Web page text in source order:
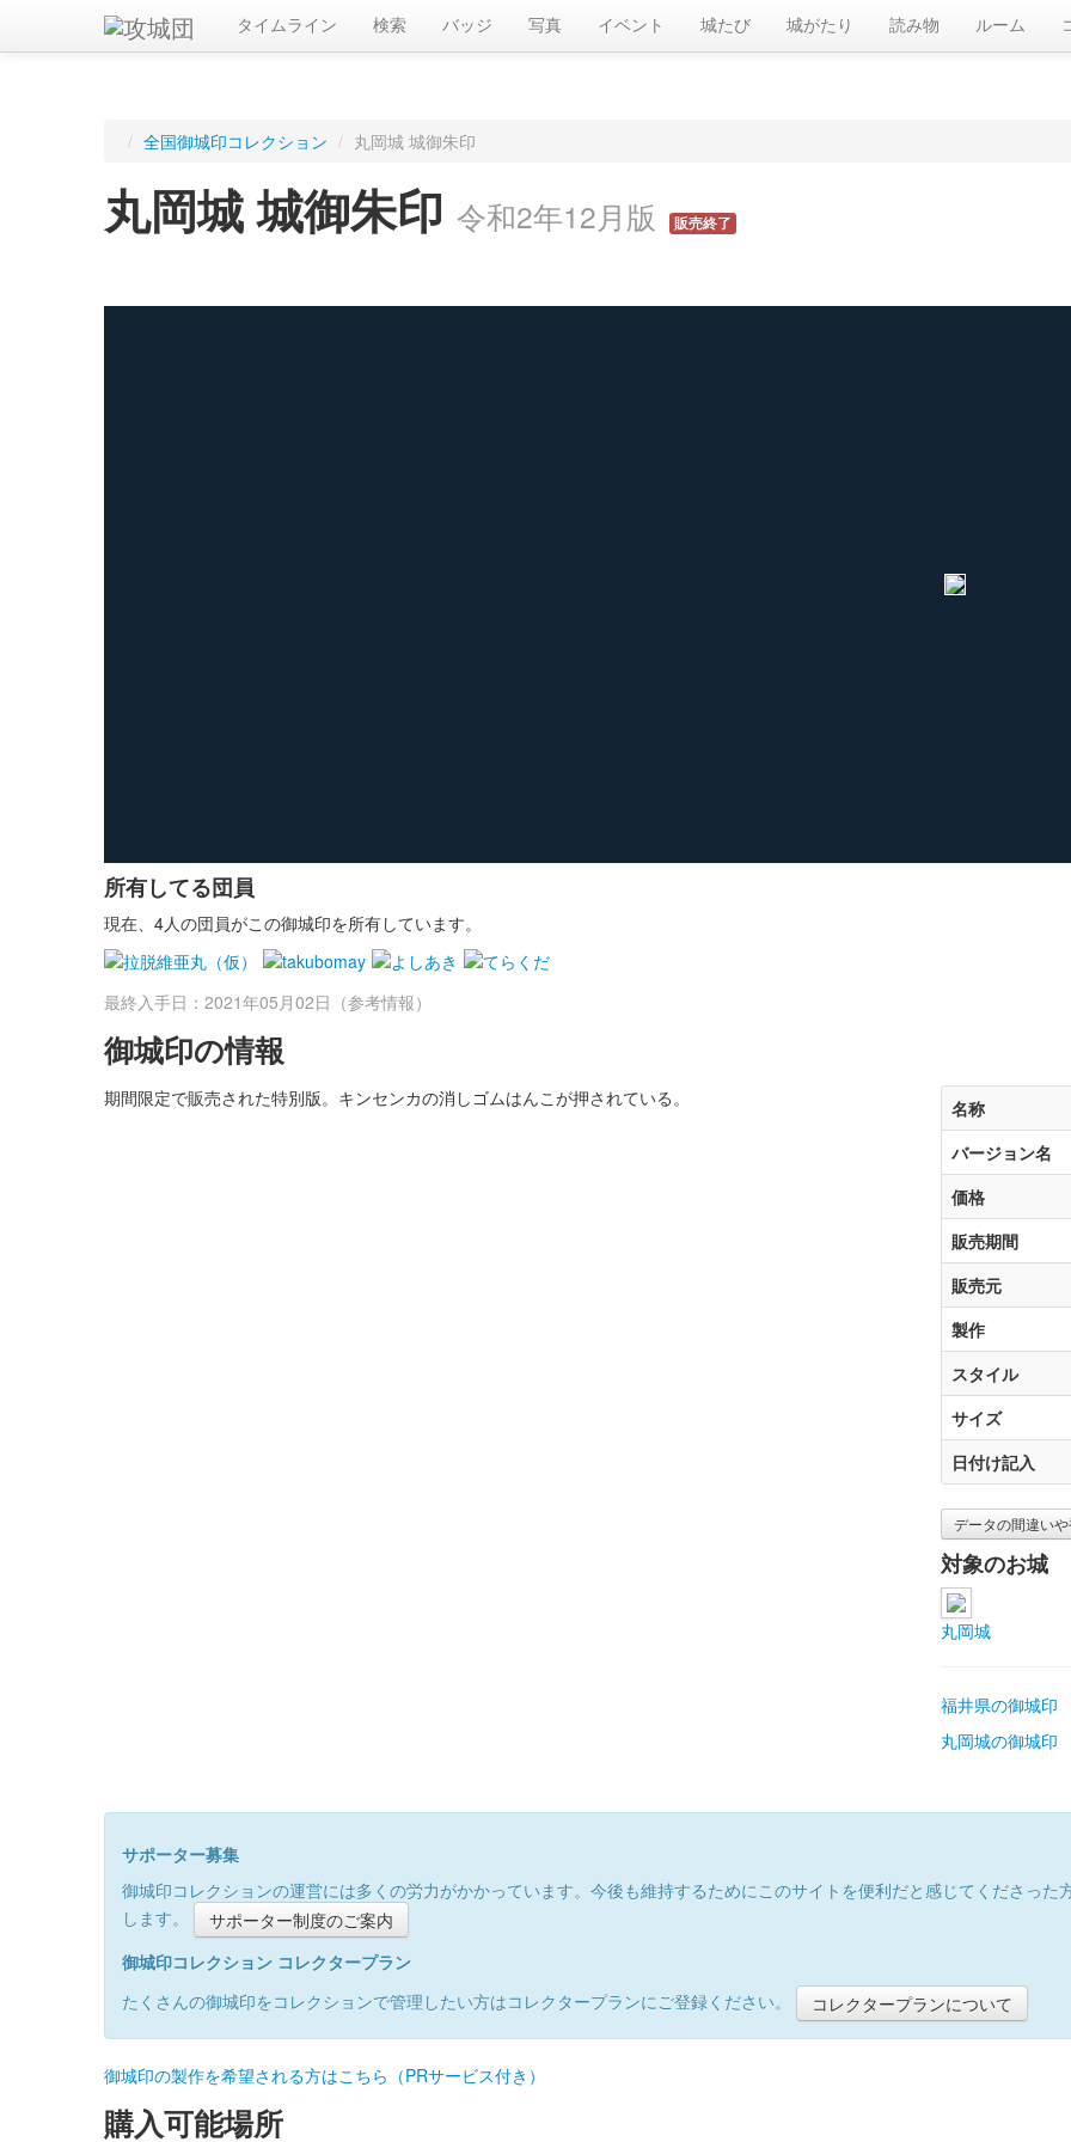
タイムライン 検索 バッジ 写真 イベント 城たび 城がたり 読み物 ルーム
/ 全国御城印コレクション / 丸岡城 城御朱印
丸岡城 城御朱印 令和2年12月版 販売終了
所有してる団員
現在、4人の団員がこの御城印を所有しています。
最終入手日：2021年05月02日（参考情報）
御城印の情報
期間限定で販売された特別版。キンセンカの消しゴムはんこが押されている。
名称
バージョン名
価格
販売期間
販売元
製作
スタイル
サイズ
日付け記入
データの間違い
対象のお城
丸岡城
福井県の御城印
丸岡城の御城印
サポーター募集
御城印コレクションの運営には多くの労力がかかっています。今後も維持するためにこのサイトを便利だと感じてくださっ
します。
サポーター制度のご案内
御城印コレクション コレクタープラン
たくさんの御城印をコレクションで管理したい方はコレクタープランにご登録ください。
コレクタープランについて
御城印の製作を希望される方はこちら（PRサービス付き）
購入可能場所